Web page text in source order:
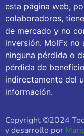
esta página web,
colaboradores,
de mercado y no
inversión. MolFx
ninguna pérdida o
pérdida de
indirectamente del
información.
Copyright ©2024
y desarrollo por